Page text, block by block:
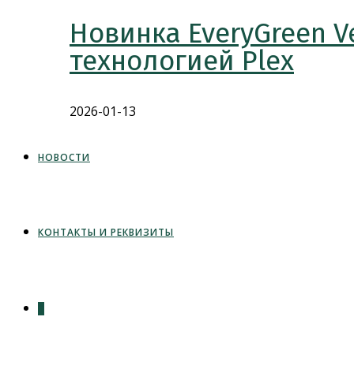
Новинка EveryGreen
технологией Plex
2026-01-13
НОВОСТИ
КОНТАКТЫ И РЕКВИЗИТЫ